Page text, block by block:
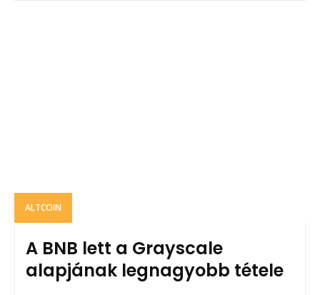
ALTCOIN
A BNB lett a Grayscale
alapjának legnagyobb tétele